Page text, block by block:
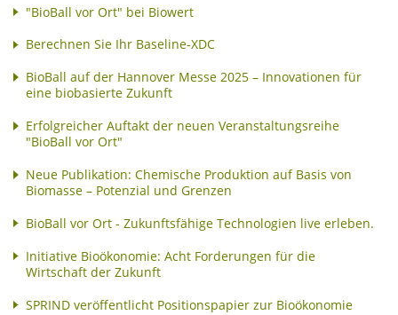
"BioBall vor Ort" bei Biowert
Berechnen Sie Ihr Baseline-XDC
BioBall auf der Hannover Messe 2025 – Innovationen für
eine biobasierte Zukunft
Erfolgreicher Auftakt der neuen Veranstaltungsreihe
"BioBall vor Ort"
Neue Publikation: Chemische Produktion auf Basis von
Biomasse – Potenzial und Grenzen
BioBall vor Ort - Zukunftsfähige Technologien live erleben.
Initiative Bioökonomie: Acht Forderungen für die
Wirtschaft der Zukunft
SPRIND veröffentlicht Positionspapier zur Bioökonomie